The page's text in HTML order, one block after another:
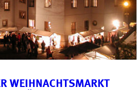
WEIHNACHTSMARKT